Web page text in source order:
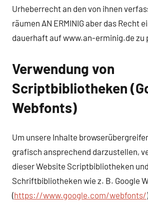
Urheberrecht an den von ihnen
räumen AN ERMINIG aber das Recht
dauerhaft auf www.an-erminig.de zu
Verwendung von
Scriptbibliotheken
Webfonts)
Um unsere Inhalte
grafisch ansprechend darzustellen,
dieser Website Scriptbibliotheken und
Schriftbibliotheken wie z. B. Google
(https://www.google.com/webfonts/